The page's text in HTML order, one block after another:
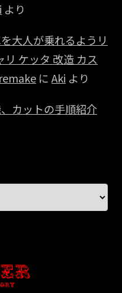
より
大人が乗れるようリ
リ ケッタ 改造 カス
に Aki より
カットの手順紹介